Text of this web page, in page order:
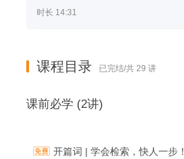
时长 14:31
课程目录 已完结/共 29 讲
课前必学 (2讲)
开篇词 | 学会检索，快人一步！